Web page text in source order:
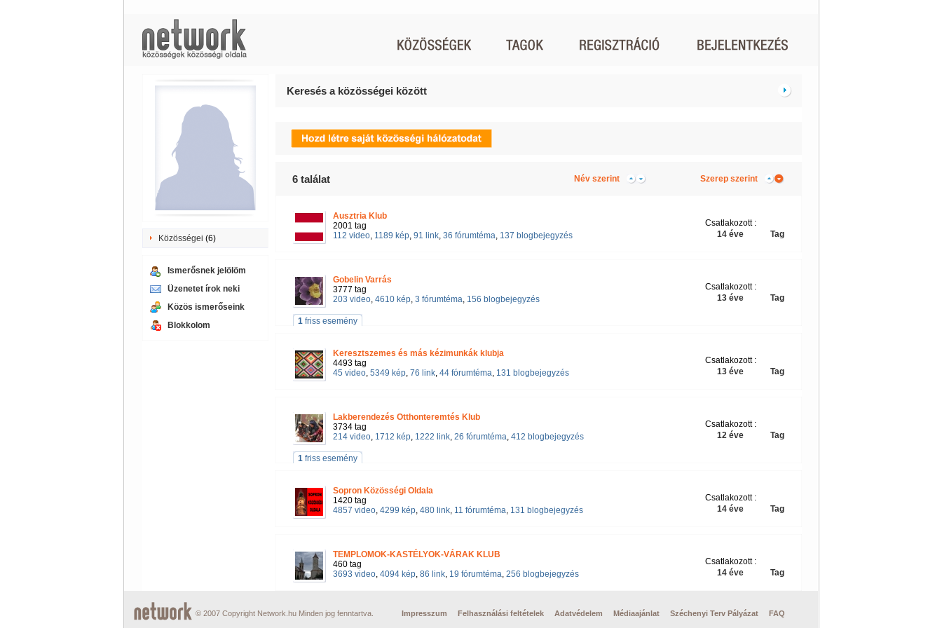
Közösségei (6)
Ismerősnek jelölöm
Üzenetet írok neki
Közös ismerőseink
Blokkolom
Keresés a közösségei között
6találat Név szerint Szerep szerint
Ausztria Klub
2001 tag
112 video, 1189 kép, 91 link, 36 fórumtéma, 137 blogbejegyzés Tag
Csatlakozott :
14 éve
Gobelin Varrás
3777 tag
203 video, 4610 kép, 3 fórumtéma, 156 blogbejegyzés Tag
Csatlakozott :
13 éve
1friss esemény
Keresztszemes és más kézimunkák klubja
4493 tag
45 video, 5349 kép, 76 link, 44 fórumtéma, 131 blogbejegyzés Tag
Csatlakozott :
13 éve
Lakberendezés Otthonteremtés Klub
3734 tag
214 video, 1712 kép, 1222 link, 26 fórumtéma, 412 blogbejegyzés Tag
Csatlakozott :
12 éve
1friss esemény
Sopron Közösségi Oldala
1420 tag
4857 video, 4299 kép, 480 link, 11 fórumtéma, 131 blogbejegyzés Tag
Csatlakozott :
14 éve
TEMPLOMOK-KASTÉLYOK-VÁRAK KLUB
460 tag
3693 video, 4094 kép, 86 link, 19 fórumtéma, 256 blogbejegyzés Tag
Csatlakozott :
14 éve
© 2007 Copyright Network.hu Minden jog fenntartva. Impresszum Felhasználási feltételek Adatvédelem Médiaajánlat Széchenyi Terv Pályázat FAQ